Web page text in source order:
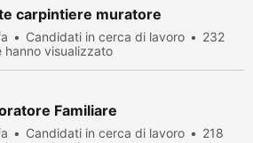
carpintiere muratore
Candidati in cerca di lavoro
232
hanno visualizzato
Familiare
Candidati in cerca di lavoro
218